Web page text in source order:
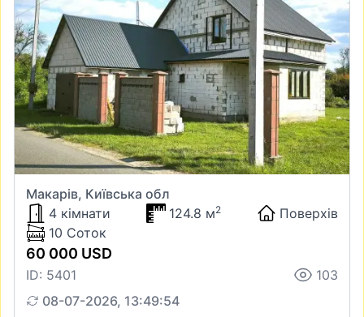
Макарів, Київська обл
4 кімнати
124.8 м2
Поверхів
10 Соток
60 000 USD
ID: 5401
103
08-07-2026, 13:49:54